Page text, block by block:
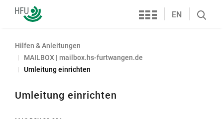
Hochschule
Furtwangen
Services
EN
Search
Hilfen & Anleitungen
MAILBOX | mailbox.hs-furtwangen.de
Umleitung einrichten
Umleitung einrichten